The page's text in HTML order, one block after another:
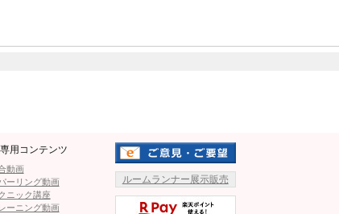
ズ（上）
用コンテンツ
動画
ーリング動画
ニック講座
ーニング動画
ルームランナー展示販売